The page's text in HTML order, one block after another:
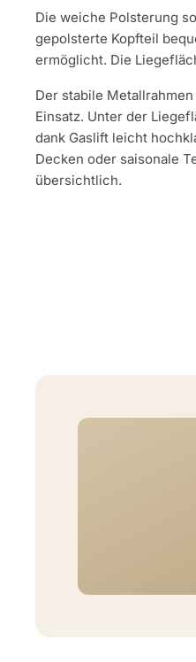
Die weiche Polsterung
gepolsterte Kopfteil
ermöglicht. Die
Der stabile
Einsatz. Unter der
dank Gaslift leicht
Decken oder saisonale
übersichtlich.